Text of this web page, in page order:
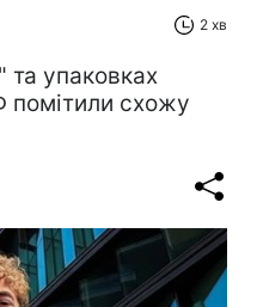
2 хв
упаковках
помітили схожу